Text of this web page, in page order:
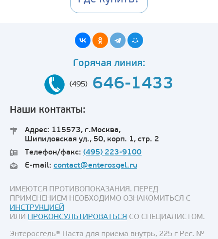
Горячая линия:
(495) 646-1433
Наши контакты:
Адрес: 115573, г.Москва,
Шипиловская ул., 50, корп. 1, стр. 2
Телефон/факс: (495) 223-9100
E-mail: contact@enterosgel.ru
ИМЕЮТСЯ ПРОТИВОПОКАЗАНИЯ. ПЕРЕД
ПРИМЕНЕНИЕМ НЕОБХОДИМО ОЗНАКОМИТЬСЯ С
ИНСТРУКЦИЕЙ
ИЛИ
ПРОКОНСУЛЬТИРОВАТЬСЯ СО СПЕЦИАЛИСТОМ.
Энтеросгель® Паста для приема внутрь, 225 г Рег. №